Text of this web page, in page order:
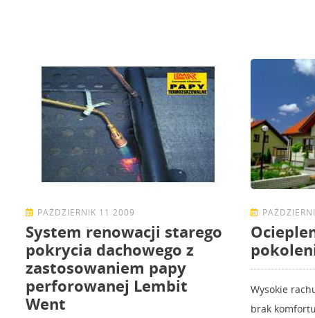
PAŹDZIERNIK 11 2009
System renowacji starego
pokrycia dachowego z
zastosowaniem papy
perforowanej Lembit
Went
Wysokie
brak